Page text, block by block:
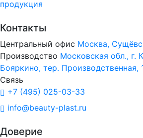
продукция
Контакты
Центральный офис Москва,
Производство Московская обл., г.
Бояркино, тер. Производственная,
Связь
+7 (495) 025-03-33
info@beauty-plast.ru
Доверие